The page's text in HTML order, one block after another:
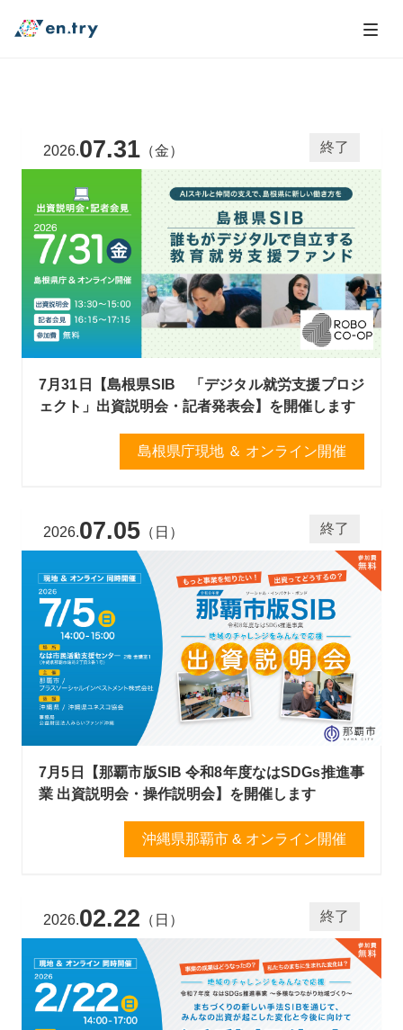
2026.07.31 （金） 終了
7月31日【島根県SIB 「デジタル就労支援プロジ
ェクト」出資説明会・記者発表会】を開催します
島根県庁現地 ＆ オンライン開催
2026.07.05 （日） 終了
7月5日【那覇市版SIB 令和8年度なはSDGs推進事
業 出資説明会・操作説明会】を開催します
沖縄県那覇市 & オンライン開催
2026.02.22 （日） 終了